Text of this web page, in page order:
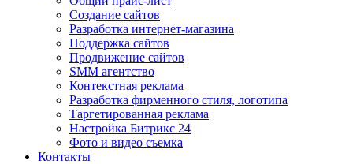
Создание сайтов
Разработка интернет-магазина
Поддержка сайтов
Продвижение сайтов
SMM агентство
Контекстная реклама
Разработка фирменного стиля, логотипа
Таргетированная реклама
Настройка Битрикс 24
Фото и видео съемка
Контакты